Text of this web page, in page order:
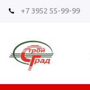
+7 3952 55-99-99